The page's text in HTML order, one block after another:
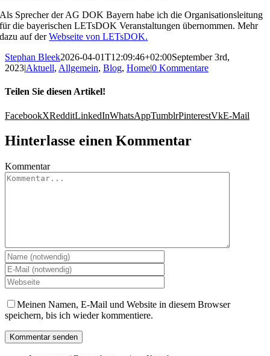
Als Sprecher der AG DOK Bayern habe ich die Organisationsleitung
für die bayerischen LETsDOK Veranstaltungen übernommen. Mehr
dazu auf derWebseite von LETsDOK.
Stephan Bleek2026-04-01T12:09:46+02:00September 3rd,
2023|Aktuell, Allgemein, Blog, Home|0 Kommentare
Teilen Sie diesen Artikel!
FacebookXRedditLinkedInWhatsAppTumblrPinterestVkE-Mail
Hinterlasse einen Kommentar
Kommentar
Meinen Namen, E-Mail und Website in diesem Browser
speichern, bis ich wieder kommentiere.